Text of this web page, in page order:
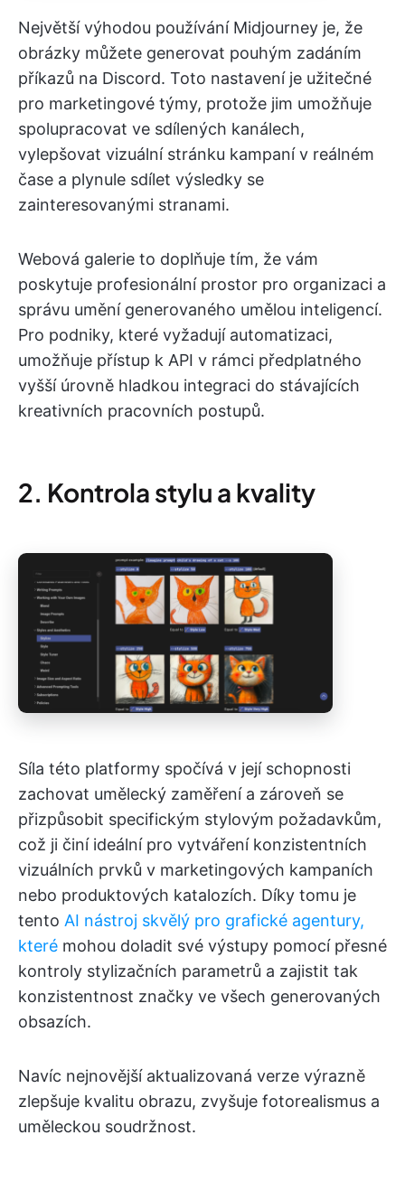
Největší výhodou používání Midjourney je, že
obrázky můžete generovat pouhým zadáním
příkazů na Discord. Toto nastavení je užitečné
pro marketingové týmy, protože jim umožňuje
spolupracovat ve sdílených kanálech,
vylepšovat vizuální stránku kampaní v reálném
čase a plynule sdílet výsledky se
zainteresovanými stranami.
Webová galerie to doplňuje tím, že vám
poskytuje profesionální prostor pro organizaci a
správu umění generovaného umělou inteligencí.
Pro podniky, které vyžadují automatizaci,
umožňuje přístup k API v rámci předplatného
vyšší úrovně hladkou integraci do stávajících
kreativních pracovních postupů.
2. Kontrola stylu a kvality
Síla této platformy spočívá v její schopnosti
zachovat umělecký zaměření a zároveň se
přizpůsobit specifickým stylovým požadavkům,
což ji činí ideální pro vytváření konzistentních
vizuálních prvků v marketingových kampaních
nebo produktových katalozích. Díky tomu je
tento AI nástroj skvělý pro grafické agentury,
které mohou doladit své výstupy pomocí přesné
kontroly stylizačních parametrů a zajistit tak
konzistentnost značky ve všech generovaných
obsazích.
Navíc nejnovější aktualizovaná verze výrazně
zlepšuje kvalitu obrazu, zvyšuje fotorealismus a
uměleckou soudržnost.